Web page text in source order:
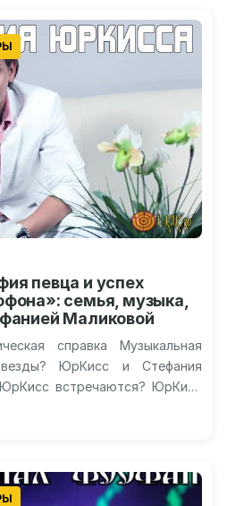
певца и успех
семья, музыка,
Маликовой
справка Музыкальная
ЮрКисс и Стефания
встречаются? ЮрКисс